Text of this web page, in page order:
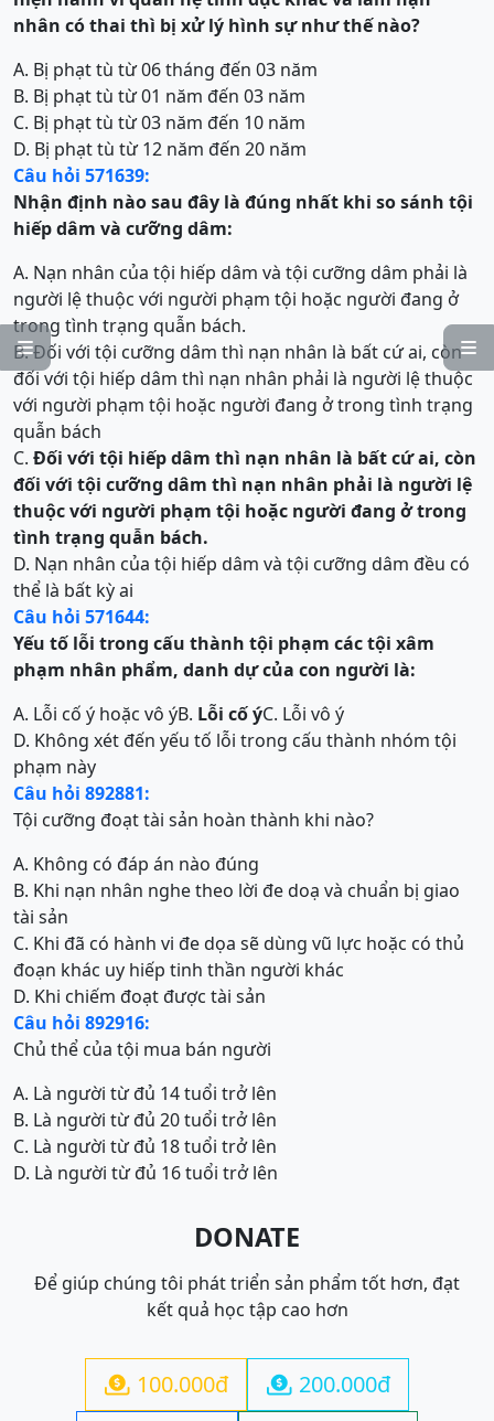


nhân có thai thì bị xử lý hình sự như thế nào?
A. Bị phạt tù từ 06 tháng đến 03 năm
B. Bị phạt tù từ 01 năm đến 03 năm
C. Bị phạt tù từ 03 năm đến 10 năm
D. Bị phạt tù từ 12 năm đến 20 năm
Câu hỏi 571639:
Nhận định nào sau đây là đúng nhất khi so sánh tội
hiếp dâm và cưỡng dâm:
A. Nạn nhân của tội hiếp dâm và tội cưỡng dâm phải là
người lệ thuộc với người phạm tội hoặc người đang ở
trong tình trạng quẫn bách.
B. Đối với tội cưỡng dâm thì nạn nhân là bất cứ ai, còn
đối với tội hiếp dâm thì nạn nhân phải là người lệ thuộc
với người phạm tội hoặc người đang ở trong tình trạng
quẫn bách
C. Đối với tội hiếp dâm thì nạn nhân là bất cứ ai, còn
đối với tội cưỡng dâm thì nạn nhân phải là người lệ
thuộc với người phạm tội hoặc người đang ở trong
tình trạng quẫn bách.
D. Nạn nhân của tội hiếp dâm và tội cưỡng dâm đều có
thể là bất kỳ ai
Câu hỏi 571644:
Yếu tố lỗi trong cấu thành tội phạm các tội xâm
phạm nhân phẩm, danh dự của con người là:
A. Lỗi cố ý hoặc vô ýB. Lỗi cố ýC. Lỗi vô ý
D. Không xét đến yếu tố lỗi trong cấu thành nhóm tội
phạm này
Câu hỏi 892881:
Tội cưỡng đoạt tài sản hoàn thành khi nào?
A. Không có đáp án nào đúng
B. Khi nạn nhân nghe theo lời đe doạ và chuẩn bị giao
tài sản
C. Khi đã có hành vi đe dọa sẽ dùng vũ lực hoặc có thủ
đoạn khác uy hiếp tinh thần người khác
D. Khi chiếm đoạt được tài sản
Câu hỏi 892916:
Chủ thể của tội mua bán người
A. Là người từ đủ 14 tuổi trở lên
B. Là người từ đủ 20 tuổi trở lên
C. Là người từ đủ 18 tuổi trở lên
D. Là người từ đủ 16 tuổi trở lên
DONATE
Để giúp chúng tôi phát triển sản phẩm tốt hơn, đạt
kết quả học tập cao hơn
 100.000đ  200.000đ